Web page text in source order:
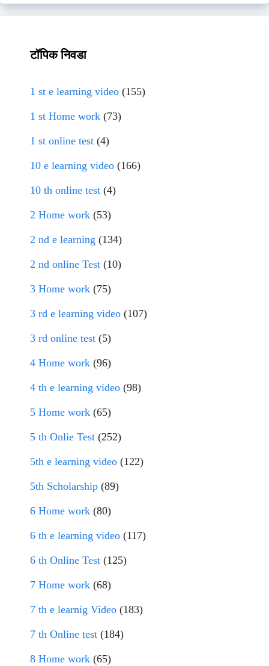
टॉपिक निवडा
1 st e learning video (155)
1 st Home work (73)
1 st online test (4)
10 e learning video (166)
10 th online test (4)
2 Home work (53)
2 nd e learning (134)
2 nd online Test (10)
3 Home work (75)
3 rd e learning video (107)
3 rd online test (5)
4 Home work (96)
4 th e learning video (98)
5 Home work (65)
5 th Onlie Test (252)
5th e learning video (122)
5th Scholarship (89)
6 Home work (80)
6 th e learning video (117)
6 th Online Test (125)
7 Home work (68)
7 th e learnig Video (183)
7 th Online test (184)
8 Home work (65)